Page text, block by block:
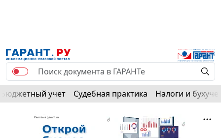
Бюджетный учет Судебная практика Налоги и